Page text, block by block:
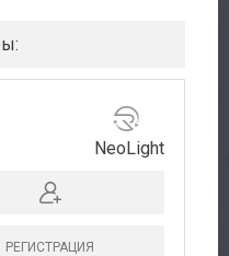
NeoLight
РЕГИСТРАЦИЯ